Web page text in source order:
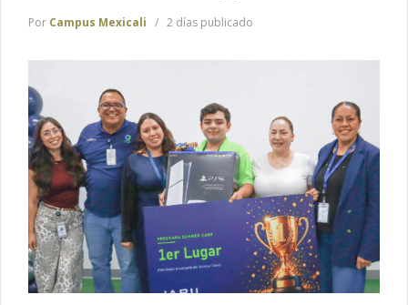
Por Campus Mexicali 2 días publicado